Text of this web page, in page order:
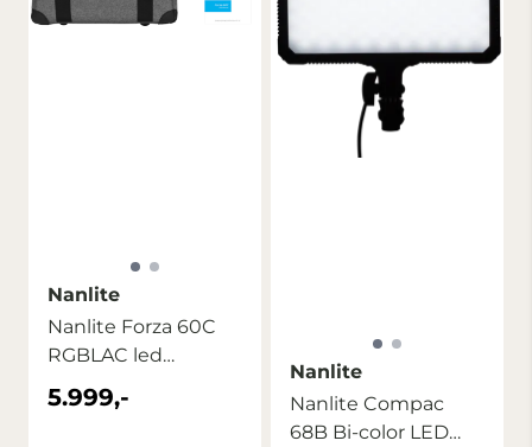
Nanlite
Nanlite Forza 60C
RGBLAC led
spotlight
5.999,-
Nanlite
Nanlite Compac
68B Bi-color LED